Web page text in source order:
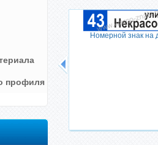
Номерной знак на
профиля